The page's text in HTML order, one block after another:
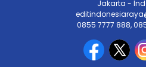
Jakarta -
0855 7777 888,